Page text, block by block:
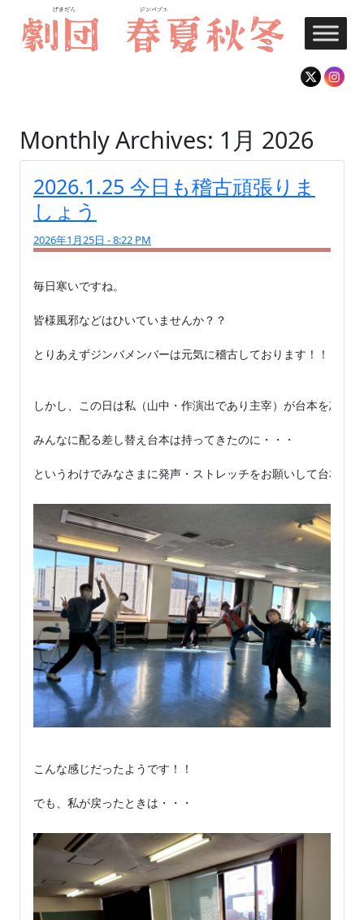
Skip to main content
Monthly Archives: 1月 2026
2026.1.25 今日も稽古頑張りま
しょう
2026年1月25日 - 8:22 PM
毎日寒いですね。
皆様風邪などはひいていませんか？？
とりあえずジンバメンバーは元気に稽古しております！！
しかし、この日は私（山中・作演出であり主宰）が台本を忘れ
みんなに配る差し替え台本は持ってきたのに・・・
というわけでみなさまに発声・ストレッチをお願いして台本を
こんな感じだったようです！！
でも、私が戻ったときは・・・